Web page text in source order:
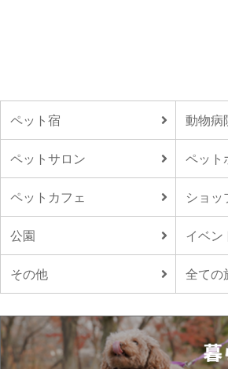
ペット宿 動物病
ペットサロン ペット
ペットカフェ ショッ
公園 イベン
その他 全ての